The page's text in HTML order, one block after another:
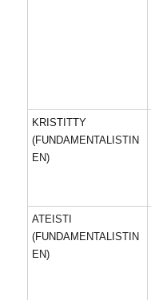
KRISTITTY
(FUNDAMENTALISTIN
EN)
ATEISTI
(FUNDAMENTALISTIN
EN)